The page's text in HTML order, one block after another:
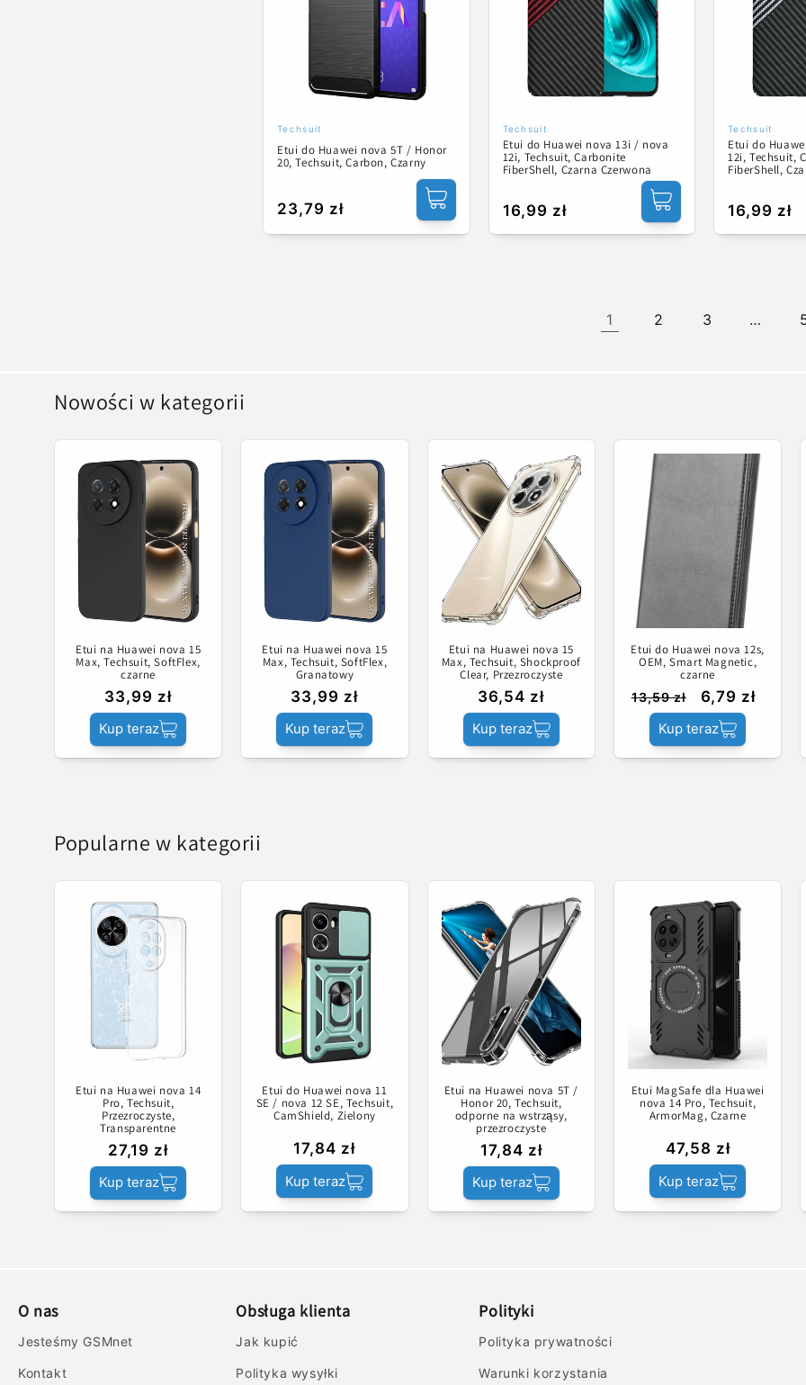
Dostawca:
Techsuit
Etui do Huawei nova 5T / Honor
20, Techsuit, Carbon, Czarny
Cena
regularna
23,79 zł
Dostawca:
Techsuit
Etui do Huawei nova 13i / nova
12i, Techsuit, Carbonite
FiberShell, Czarna Czerwona
Cena
regularna
16,99 zł
Dostawca:
Techsuit
Etui do
12i, Techsuit,
FiberShell,
Cena
regularna
16,99 zł
1 2 3 …
Nowości w kategorii
Etui na Huawei nova 15
Max, Techsuit, SoftFlex,
czarne
33,99 zł
Kup teraz
Etui na Huawei nova 15
Max, Techsuit, SoftFlex,
Granatowy
33,99 zł
Kup teraz
Etui na Huawei nova 15
Max, Techsuit, Shockproof
Clear, Przezroczyste
36,54 zł
Kup teraz
Etui do Huawei nova 12s,
OEM, Smart Magnetic,
czarne
13,59 zł
6,79 zł
Kup teraz
Popularne w kategorii
Etui na Huawei nova 14
Pro, Techsuit,
Przezroczyste,
Transparentne
27,19 zł
Kup teraz
Etui do Huawei nova 11
SE / nova 12 SE, Techsuit,
CamShield, Zielony
17,84 zł
Kup teraz
Etui na Huawei nova 5T /
Honor 20, Techsuit,
odporne na wstrząsy,
przezroczyste
17,84 zł
Kup teraz
Etui MagSafe dla Huawei
nova 14 Pro, Techsuit,
ArmorMag, Czarne
47,58 zł
Kup teraz
O nas
Jesteśmy GSMnet
Kontakt
Obsługa klienta
Jak kupić
Polityka wysyłki
Polityki
Polityka prywatności
Warunki korzystania